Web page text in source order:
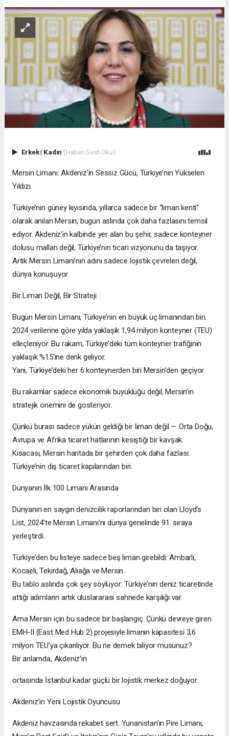
Erkek| Kadın (Haberi Sesli Oku)
Mersin Limanı: Akdeniz’in Sessiz Gücü, Türkiye’nin Yükselen
Yıldızı
Türkiye’nin güney kıyısında, yıllarca sadece bir “liman kenti”
olarak anılan Mersin, bugün aslında çok daha fazlasını temsil
ediyor. Akdeniz’in kalbinde yer alan bu şehir, sadece konteyner
dolusu malları değil, Türkiye’nin ticari vizyonunu da taşıyor.
Artık Mersin Limanı’nın adını sadece lojistik çevreleri değil,
dünya konuşuyor.
Bir Liman Değil, Bir Strateji
Bugün Mersin Limanı, Türkiye’nin en büyük üç limanından biri.
2024 verilerine göre yılda yaklaşık 1,94 milyon konteyner (TEU)
elleçleniyor. Bu rakam, Türkiye’deki tüm konteyner trafiğinin
yaklaşık %15’ine denk geliyor.
Yani, Türkiye’deki her 6 konteynerden biri Mersin’den geçiyor.
Bu rakamlar sadece ekonomik büyüklüğü değil, Mersin’in
stratejik önemini de gösteriyor.
Çünkü burası sadece yükün geldiği bir liman değil — Orta Doğu,
Avrupa ve Afrika ticaret hatlarının kesiştiği bir kavşak.
Kısacası, Mersin haritada bir şehirden çok daha fazlası:
Türkiye’nin dış ticaret kapılarından biri.
Dünyanın İlk 100 Limanı Arasında
Dünyanın en saygın denizcilik raporlarından biri olan Lloyd’s
List, 2024’te Mersin Limanı’nı dünya genelinde 91. sıraya
yerleştirdi.
Türkiye’den bu listeye sadece beş liman girebildi: Ambarlı,
Kocaeli, Tekirdağ, Aliağa ve Mersin.
Bu tablo aslında çok şey söylüyor: Türkiye’nin deniz ticaretinde
attığı adımların artık uluslararası sahnede karşılığı var.
Ama Mersin için bu sadece bir başlangıç. Çünkü devreye giren
EMH-II (East Med Hub 2) projesiyle limanın kapasitesi 3,6
milyon TEU’ya çıkarılıyor. Bu ne demek biliyor musunuz?
Bir anlamda, Akdeniz’in
ortasında İstanbul kadar güçlü bir lojistik merkez doğuyor.
Akdeniz’in Yeni Lojistik Oyuncusu
Akdeniz havzasında rekabet sert. Yunanistan’ın Pire Limanı,